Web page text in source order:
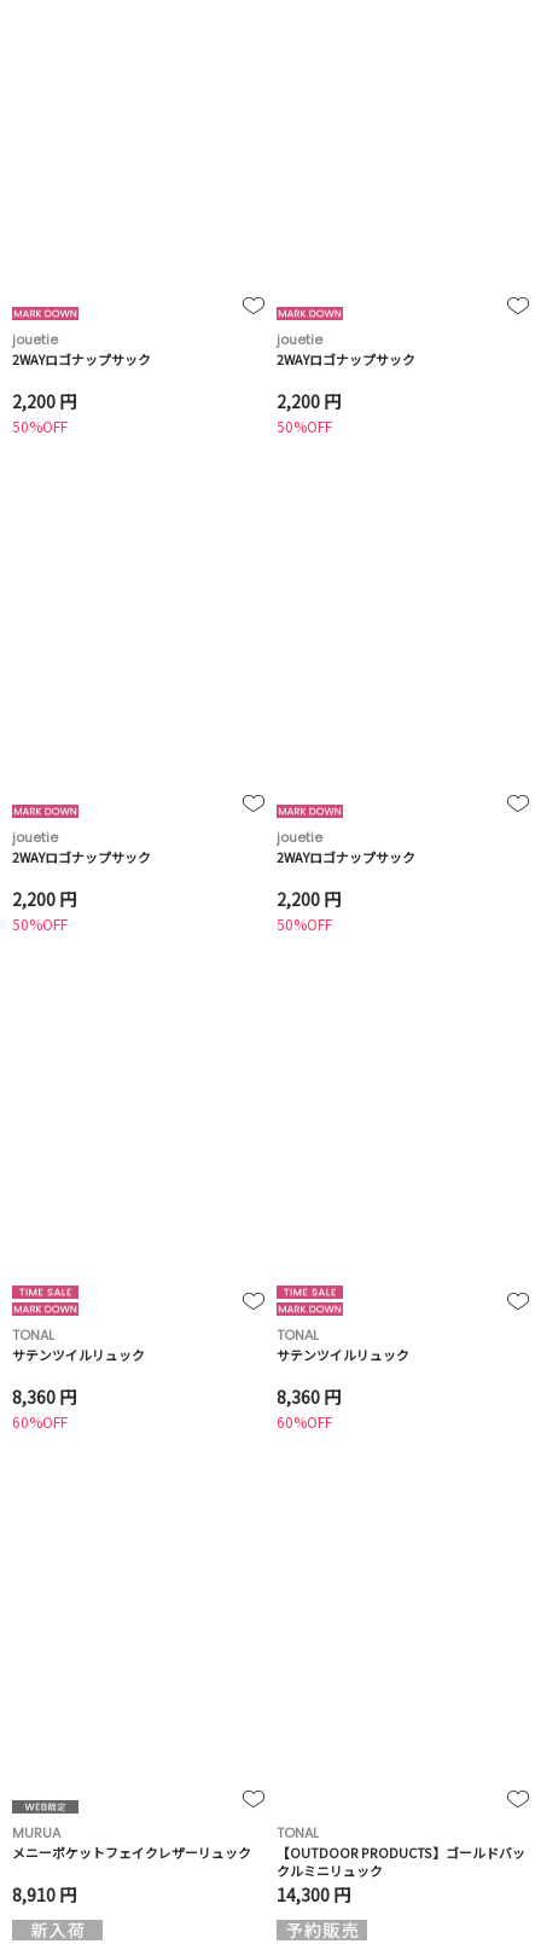
jouetie
2WAYロゴナップサック
2,200 円
50%OFF
jouetie
2WAYロゴナップサック
2,200 円
50%OFF
jouetie
2WAYロゴナップサック
2,200 円
50%OFF
jouetie
2WAYロゴナップサック
2,200 円
50%OFF
TONAL
サテンツイルリュック
8,360 円
60%OFF
TONAL
サテンツイルリュック
8,360 円
60%OFF
MURUA
メニーポケットフェイクレザーリュック
8,910 円
TONAL
【OUTDOOR PRODUCTS】ゴールドバッ
クルミニリュック
14,300 円